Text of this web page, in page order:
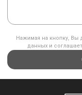
Нажимая на кнопку, Вы
данных и